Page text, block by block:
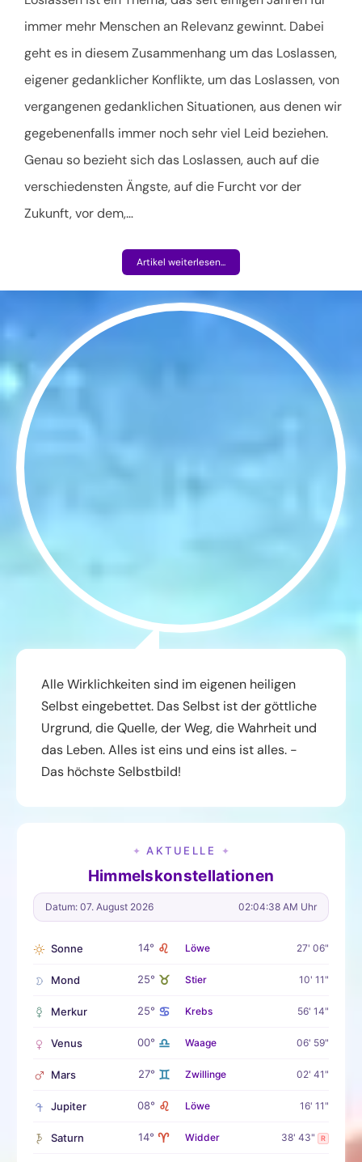
immer mehr Menschen an Relevanz gewinnt. Dabei
geht es in diesem Zusammenhang um das Loslassen,
eigener gedanklicher Konflikte, um das Loslassen, von
vergangenen gedanklichen Situationen, aus denen wir
gegebenenfalls immer noch sehr viel Leid beziehen.
Genau so bezieht sich das Loslassen, auch auf die
verschiedensten Ängste, auf die Furcht vor der
Zukunft, vor dem,…
Artikel weiterlesen...
Alle Wirklichkeiten sind im eigenen heiligen
Selbst eingebettet. Das Selbst ist der göttliche
Urgrund, die Quelle, der Weg, die Wahrheit und
das Leben. Alles ist eins und eins ist alles. -
Das höchste Selbstbild!
✦ AKTUELLE ✦
Himmelskonstellationen
Datum: 07. August 2026 02:04:39 AM Uhr
Sonne 14° ♌ Löwe 27' 06"
Mond 25° ♉ Stier 10' 11"
Merkur 25° ♋ Krebs 56' 14"
Venus 00° ♎ Waage 06' 59"
Mars 27° ♊ Zwillinge 02' 41"
Jupiter 08° ♌ Löwe 16' 11"
Saturn 14° ♈ Widder 38' 43" R